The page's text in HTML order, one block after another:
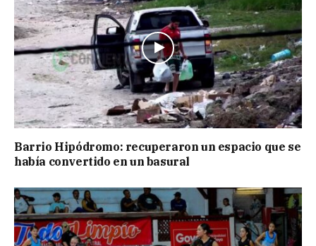
Barrio Hipódromo: recuperaron un espacio que se
había convertido en un basural